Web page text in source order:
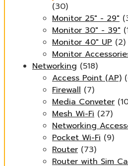
(30)
Monitor 25" - 29"
Monitor 30" - 39"
Monitor 40" UP (2)
Monitor
Networking (518)
Access Point (AP)
Firewall (7)
Media Conveter
Mesh Wi-Fi (27)
Networking
Pocket Wi-Fi (9)
Router (73)
Router with Sim